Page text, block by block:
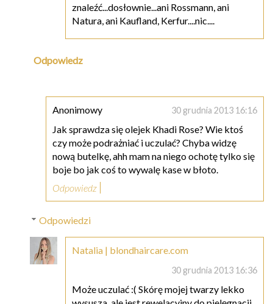
znaleźć...dosłownie...ani Rossmann, ani
Natura, ani Kaufland, Kerfur....nic....
Odpowiedz
Anonimowy 30 grudnia 2013 16:16
Jak sprawdza się olejek Khadi Rose? Wie ktoś
czy może podrażniać i uczulać? Chyba widzę
nową butelkę, ahh mam na niego ochotę tylko się
boje bo jak coś to wywalę kase w błoto.
Odpowiedz
Odpowiedzi
Natalia | blondhaircare.com
30 grudnia 2013 16:36
Może uczulać :( Skórę mojej twarzy lekko